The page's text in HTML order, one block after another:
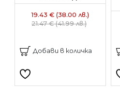
19.43 € (38.00 лв.)
21.47 € (41.99 лв.)
Добави в количка